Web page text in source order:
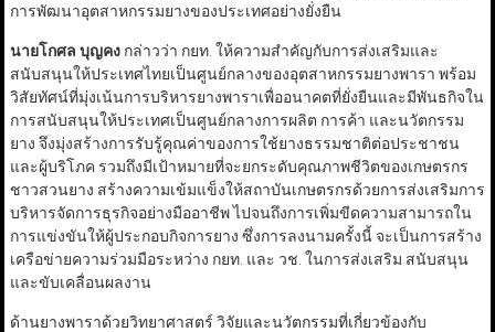
การพัฒนาอุตสาหกรรมยางของประเทศอย่างยั่งยืน
นายโกศล บุญคงกล่าวว่า กยท. ให้ความสำคัญกับการส่งเสริมและ
สนับสนุนให้ประเทศไทยเป็นศูนย์กลางของอุตสาหกรรมยางพารา พร้อม
วิสัยทัศน์ที่มุ่งเน้นการบริหารยางพาราเพื่ออนาคตที่ยั่งยืนและมีพันธกิจใน
การสนับสนุนให้ประเทศเป็นศูนย์กลางการผลิต การค้า และนวัตกรรม
ยาง จึงมุ่งสร้างการรับรู้คุณค่าของการใช้ยางธรรมชาติต่อประชาชน
และผู้บริโภค รวมถึงมีเป้าหมายที่จะยกระดับคุณภาพชีวิตของเกษตรกร
ชาวสวนยาง สร้างความเข้มแข็งให้สถาบันเกษตรกรด้วยการส่งเสริมการ
บริหารจัดการธุรกิจอย่างมืออาชีพ ไปจนถึงการเพิ่มขีดความสามารถใน
การแข่งขันให้ผู้ประกอบกิจการยาง ซึ่งการลงนามครั้งนี้ จะเป็นการสร้าง
เครือข่ายความร่วมมือระหว่าง กยท. และ วช. ในการส่งเสริม สนับสนุน
และขับเคลื่อนผลงาน
ด้านยางพาราด้วยวิทยาศาสตร์ วิจัยและนวัตกรรมที่เกี่ยวข้องกับ